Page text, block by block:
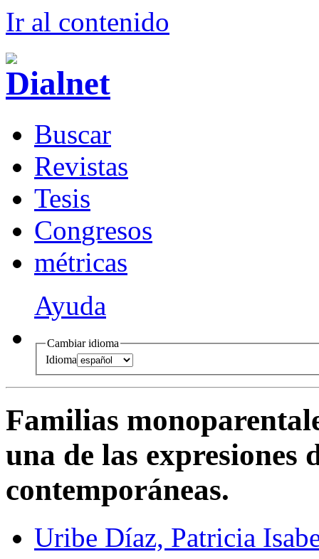
Ir al contenido
Buscar
Revistas
Tesis
Congresos
métricas
Ayuda
Cambiar idioma
Idioma
Familias
una de las expresiones
contemporáneas.
Uribe Díaz, Patricia